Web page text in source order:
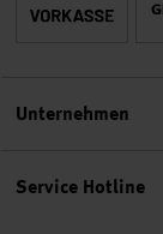
Service Hotline
Unternehmen